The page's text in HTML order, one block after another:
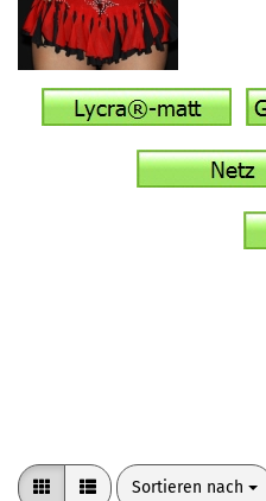
Sortieren nach
Sortieren nach